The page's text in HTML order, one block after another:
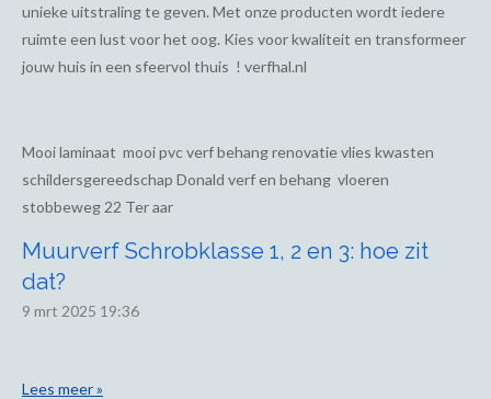
unieke uitstraling te geven. Met onze producten wordt iedere
ruimte een lust voor het oog. Kies voor kwaliteit en transformeer
jouw huis in een sfeervol thuis ! verfhal.nl
Mooi laminaat mooi pvc verf behang renovatie vlies kwasten
schildersgereedschap Donald verf en behang vloeren
stobbeweg 22 Ter aar
Muurverf Schrobklasse 1, 2 en 3: hoe zit
dat?
9 mrt 2025 19:36
Lees meer »